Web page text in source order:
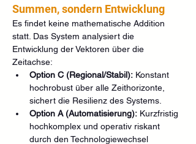
Summen, sondern Entwicklung
Es findet keine mathematische Addition
statt. Das System analysiert die
Entwicklung der Vektoren über die
Zeitachse:
Option C (Regional/Stabil): Konstant
hochrobust über alle Zeithorizonte,
sichert die Resilienz des Systems.
Option A (Automatisierung): Kurzfristig
hochkomplex und operativ riskant
durch den Technologiewechsel